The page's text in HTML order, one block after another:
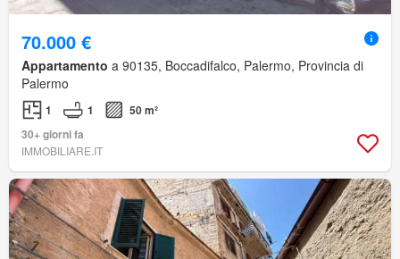
70.000 €
Appartamento a 90135, Boccadifalco, Palermo, Provincia di
Palermo
1 1
50 m²
30+ giorni fa
IMMOBILIARE.IT